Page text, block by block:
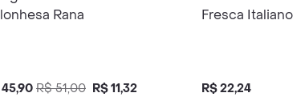
45,90 R$ 51,00 R$ 11,32 R$ 22,24